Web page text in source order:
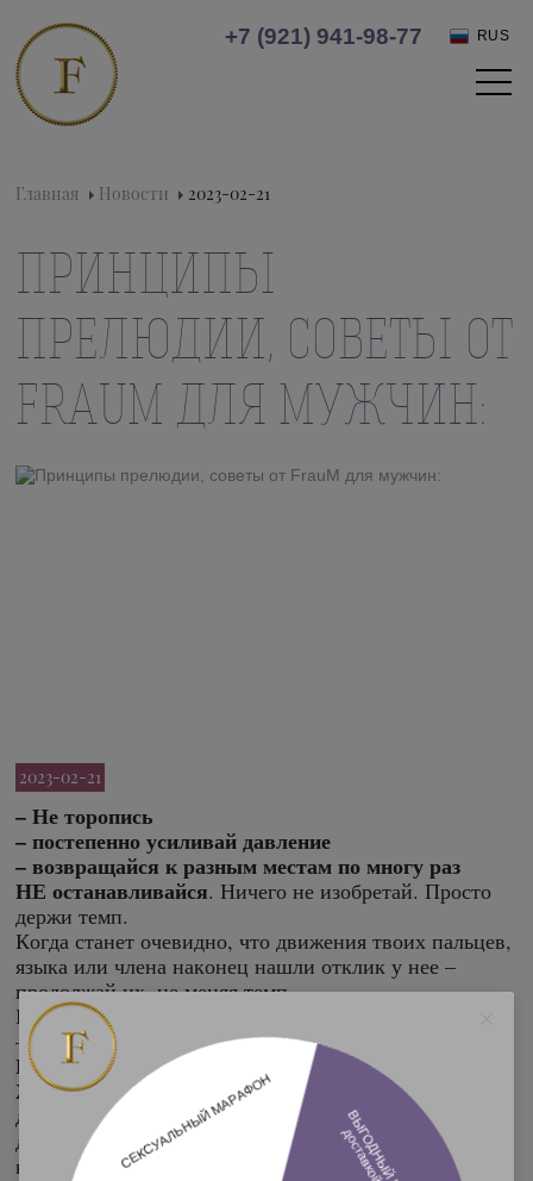
+7 (921) 941-98-77 RUS
Главная Новости 2023-02-21
ПРИНЦИПЫ
ПРЕЛЮДИИ, СОВЕТЫ ОТ
FRAUM ДЛЯ МУЖЧИН:
2023-02-21
– Не торопись
– постепенно усиливай давление
– возвращайся к разным местам по многу раз
НЕ останавливайся. Ничего не изобретай. Просто
держи темп.
Когда станет очевидно, что движения твоих пальцев,
языка или члена наконец нашли отклик у нее –
продолжай их, не меняя темп.
Наладив постоянный рабочий режим у нее между ног
– обрати внимание на другие области ее тела.
Целуй, кусай, гладь, царапай.
Женщина может потерять настрой в любой момент,
даже чувствуя приближение финала. Потому
дополнительные действия категорически
необходимы!